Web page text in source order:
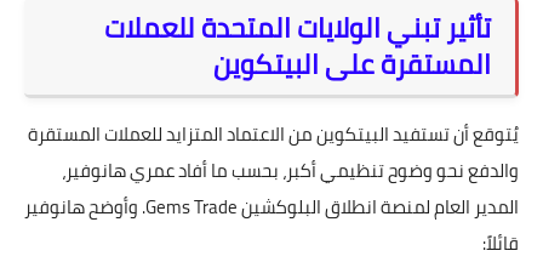
تأثير تبني الولايات المتحدة للعملات
المستقرة على البيتكوين
يُتوقع أن تستفيد البيتكوين من الاعتماد المتزايد للعملات المستقرة
والدفع نحو وضوح تنظيمي أكبر، بحسب ما أفاد عمري هانوفير،
المدير العام لمنصة انطلاق البلوكشين Gems Trade. وأوضح هانوفير
قائلاً: